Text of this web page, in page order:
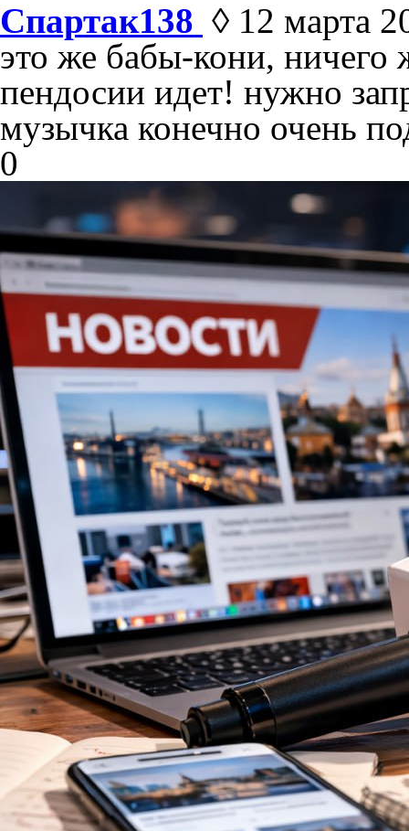
Спартак138 ◊ 12 марта
это же бабы-кони, ничего
пендосии идет! нужно
музычка конечно очень
0